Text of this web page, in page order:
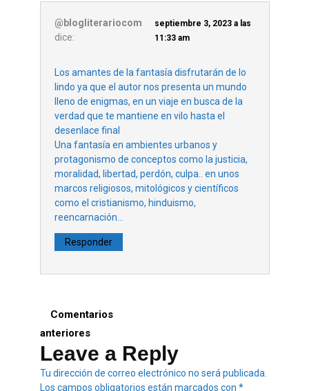
@blogliterariocom
dice:
septiembre 3, 2023 a las
11:33 am
Los amantes de la fantasía disfrutarán de lo
lindo ya que el autor nos presenta un mundo
lleno de enigmas, en un viaje en busca de la
verdad que te mantiene en vilo hasta el
desenlace final
Una fantasía en ambientes urbanos y
protagonismo de conceptos como la justicia,
moralidad, libertad, perdón, culpa.. en unos
marcos religiosos, mitológicos y científicos
como el cristianismo, hinduismo,
reencarnación…
Responder
Comentarios
anteriores
Leave a Reply
Tu dirección de correo electrónico no será publicada.
Los campos obligatorios están marcados con *